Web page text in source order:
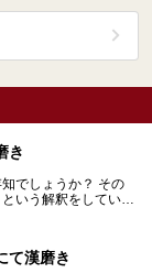
き
でしょうか？ その
いう解釈をしている
て漢磨き